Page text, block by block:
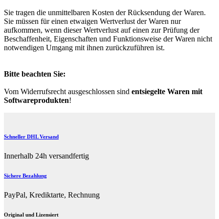
Sie tragen die unmittelbaren Kosten der Rücksendung der Waren.
Sie müssen für einen etwaigen Wertverlust der Waren nur
aufkommen, wenn dieser Wertverlust auf einen zur Prüfung der
Beschaffenheit, Eigenschaften und Funktionsweise der Waren nicht
notwendigen Umgang mit ihnen zurückzuführen ist.
Bitte beachten Sie:
Vom Widerrufsrecht ausgeschlossen sind entsiegelte Waren mit
Softwareprodukten!
Schneller DHL Versand
Innerhalb 24h versandfertig
Sichere Bezahlung
PayPal, Krediktarte, Rechnung
Original und Lizensiert